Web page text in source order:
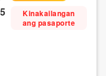
Kinakailangan
ang pasaporte